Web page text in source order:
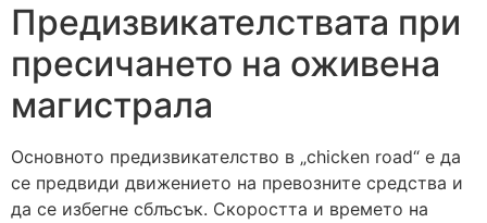
Предизвикателствата при
пресичането на оживена
магистрала
Основното предизвикателство в „chicken road“ е да
се предвиди движението на превозните средства и
да се избегне сблъсък. Скоростта и времето на